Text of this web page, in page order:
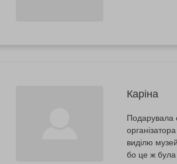
Каріна
Подарувала
виділю
бо це ж була